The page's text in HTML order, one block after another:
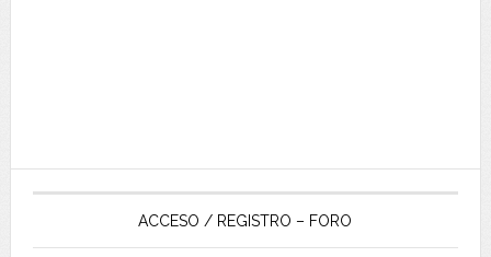
ACCESO / REGISTRO – FORO